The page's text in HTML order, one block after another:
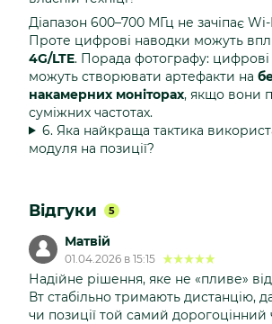
Діапазон 600–700 МГц не зачіпає
Проте цифрові наводки можуть
4G/LTE. Порада фотографу:
можуть створювати артефакти на
накамерних моніторах, якщо вони
суміжних частотах.
6. Яка найкраща тактика
модуля на позиції?
Відгуки 5
Матвій
01.04.2026 в 15:15
Надійне рішення, яке не «пливе»
Вт стабільно тримають дистанцію,
чи позиції той самий дорогоцінний